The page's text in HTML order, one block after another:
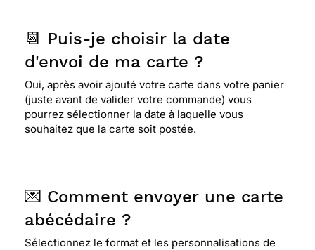
📆 Puis-je choisir la date
d'envoi de ma carte ?
Oui, après avoir ajouté votre carte dans votre panier
(juste avant de valider votre commande) vous
pourrez sélectionner la date à laquelle vous
souhaitez que la carte soit postée.
💌 Comment envoyer une carte
abécédaire ?
Sélectionnez le format et les personnalisations de